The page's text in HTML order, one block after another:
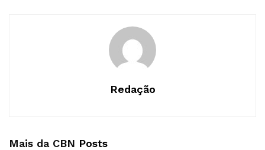
Redação
Mais da CBN Posts